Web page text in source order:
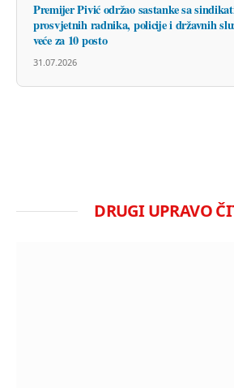
Premijer Pivić održao sastanke sa
prosvjetnih radnika, policije i državnih
veće za 10 posto
31.07.2026
DRUGI UPRAVO